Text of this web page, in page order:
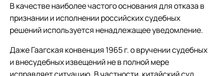
В качестве наиболее частого основания для отказа в
признании и исполнении российских судебных
решений используется ненадлежащее уведомление.
Даже Гаагская конвенция 1965 г. о вручении судебных
и внесудебных извещений не в полной мере